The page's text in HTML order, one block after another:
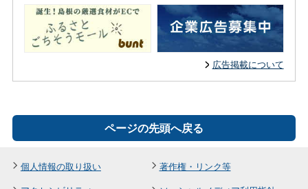
広告掲載について
ページの先頭へ戻る
個人情報の取り扱い
著作権・リンク等